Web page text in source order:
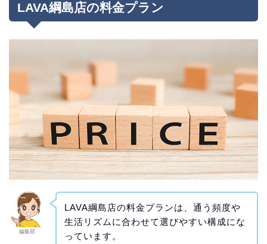
LAVA綱島店の料金プラン
編集部
LAVA綱島店の料金プランは、通う頻度や
生活リズムに合わせて選びやすい構成にな
っています。